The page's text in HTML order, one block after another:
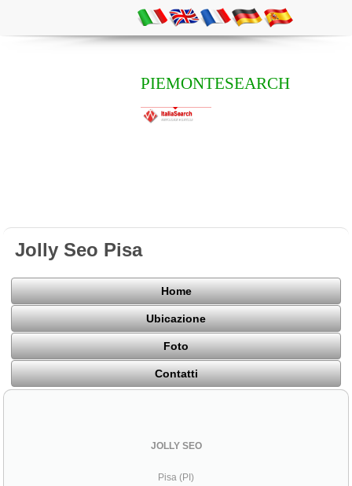
PIEMONTESEARCH
Jolly Seo Pisa
Home
Ubicazione
Foto
Contatti
JOLLY SEO
Pisa (PI)